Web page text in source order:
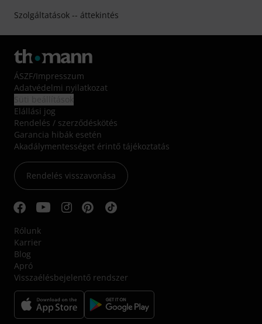
Szolgáltatások -- áttekintés
ÁSZF/Impresszum
Adatvédelmi nyilatkozat
Elállási jog
Rendelés / szerződéskötés
Garancia hibák esetén
Akadálymentességet érintő tájékoztatás
Rendelés visszavonása
Rólunk
Karrier
Blog
Apró
Visszaélésbejelentő rendszer